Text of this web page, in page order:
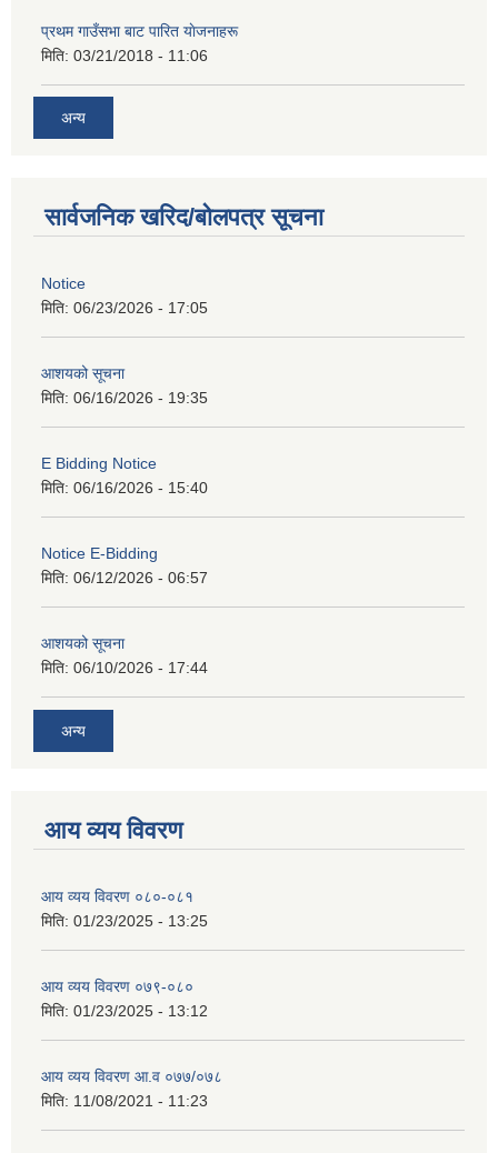
प्रथम गाउँसभा बाट पारित याेजनाहरू
मिति: 03/21/2018 - 11:06
अन्य
सार्वजनिक खरिद/बोलपत्र सूचना
Notice
मिति: 06/23/2026 - 17:05
आशयको सूचना
मिति: 06/16/2026 - 19:35
E Bidding Notice
मिति: 06/16/2026 - 15:40
Notice E-Bidding
मिति: 06/12/2026 - 06:57
आशयको सूचना
मिति: 06/10/2026 - 17:44
अन्य
आय व्यय विवरण
आय व्यय विवरण ०८०-०८१
मिति: 01/23/2025 - 13:25
आय व्यय विवरण ०७९-०८०
मिति: 01/23/2025 - 13:12
आय व्यय विवरण आ.व ०७७/०७८
मिति: 11/08/2021 - 11:23